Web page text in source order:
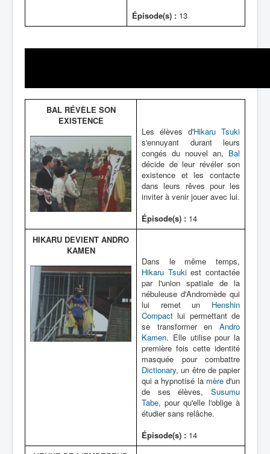
Épisode(s) : 13
BAL RÉVÈLE SON
EXISTENCE
Les élèves d'Hikaru Tsuki
s'ennuyant durant leurs
congés du nouvel an, Bal
décide de leur révéler son
existence et les contacte
dans leurs rêves pour les
inviter à venir jouer avec lui.
Épisode(s) : 14
HIKARU DEVIENT ANDRO
KAMEN
Dans le même temps,
Hikaru Tsukiest contactée
par l'union spatiale de la
nébuleuse d'Andromède qui
lui remet un Henshin
Compact lui permettant de
se transformer en Andro
Kamen. Elle utilise pour la
première fois cette identité
masquée pour combattre
Dictionary, un être de papier
qui a hypnotisé la mèred'un
de ses élèves, Susumu
Tabe, pour qu'elle l'oblige à
étudier sans relâche.
Épisode(s) : 14